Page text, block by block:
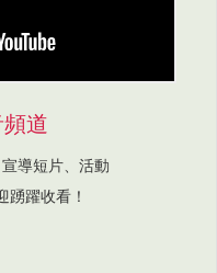
道
導短片、活動
踴躍收看！